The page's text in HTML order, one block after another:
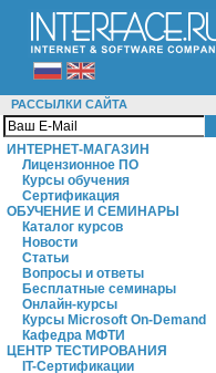
РАССЫЛКИ САЙТА
ИНТЕРНЕТ-МАГАЗИН
Лицензионное ПО
Курсы обучения
Сертификация
ОБУЧЕНИЕ И СЕМИНАРЫ
Каталог курсов
Новости
Статьи
Вопросы и ответы
Бесплатные семинары
Онлайн-курсы
Курсы Microsoft On-Demand
Кафедра МФТИ
ЦЕНТР ТЕСТИРОВАНИЯ
IT-Сертификации